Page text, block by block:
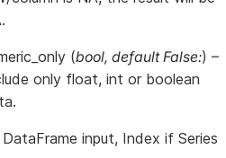
(bool, default False:) –
only float, int or boolean
input, Index if Series